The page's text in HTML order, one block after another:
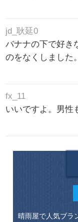
jd_耿延0
バナナの下で好き
のをなくしました
fx_11
いいですよ。男性
晴雨屋で人気ブラ